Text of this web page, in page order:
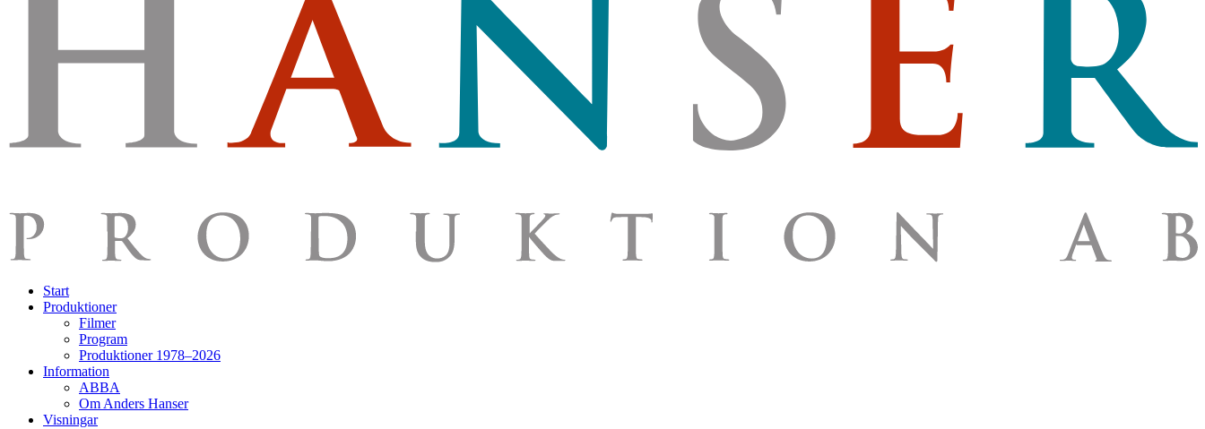
Start
Produktioner
Filmer
Program
Produktioner 1978–2026
Information
ABBA
Om Anders Hanser
Visningar